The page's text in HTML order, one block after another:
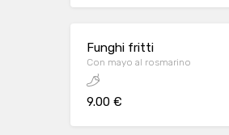
Funghi fritti
Con mayo al rosmarino
9.00 €